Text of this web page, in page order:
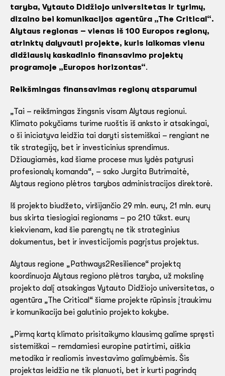
taryba, Vytauto Didžiojo universitetas ir tyrimų,
dizaino bei komunikacijos agentūra „The Critical“.
Alytaus regionas – vienas iš 100 Europos regionų,
atrinktų dalyvauti projekte, kuris laikomas vienu
didžiausių kaskadinio finansavimo projektų
programoje „Europos horizontas“.
Reikšmingas finansavimas regionų atsparumui
„Tai – reikšmingas žingsnis visam Alytaus regionui.
Klimato pokyčiams turime ruoštis iš anksto ir atsakingai,
o ši iniciatyva leidžia tai daryti sistemiškai – rengiant ne
tik strategiją, bet ir investicinius sprendimus.
Džiaugiamės, kad šiame procese mus lydės patyrusi
profesionalų komanda“, – sako Jurgita Butrimaitė,
Alytaus regiono plėtros tarybos administracijos direktorė.
Iš projekto biudžeto, viršijančio 29 mln. eurų, 21 mln. eurų
bus skirta tiesiogiai regionams – po 210 tūkst. eurų
kiekvienam, kad šie parengtų ne tik strateginius
dokumentus, bet ir investicijomis pagrįstus projektus.
Alytaus regione „Pathways2Resilience“ projektą
koordinuoja Alytaus regiono plėtros taryba, už mokslinę
projekto dalį atsakingas Vytauto Didžiojo universitetas, o
agentūra „The Critical“ šiame projekte rūpinsis įtraukimu
ir komunikacija bei galutinio projekto kokybe.
„Pirmą kartą klimato prisitaikymo klausimą galime spręsti
sistemiškai – remdamiesi europine patirtimi, aiškia
metodika ir realiomis investavimo galimybėmis. Šis
projektas leidžia ne tik planuoti, bet ir kurti pagrindą